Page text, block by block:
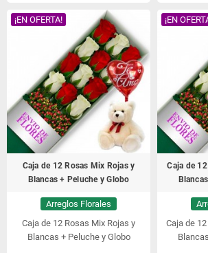
¡EN OFERTA!
Caja de 12 Rosas Mix Rojas y
Blancas + Peluche y Globo
Arreglos Florales
Caja de 12 Rosas Mix Rojas y
Blancas + Peluche y Globo
¡EN
Caja de
Caja de